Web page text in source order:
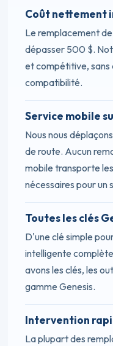
Coût nettement
Le remplacement
dépasser 500 $.
et compétitive, sans
compatibilité.
Service mobile
Nous nous
de route. Aucun
mobile transporte
nécessaires pour un
Toutes les clés
D'une clé simple
intelligente
avons les clés, les
gamme Genesis.
Intervention
La plupart des